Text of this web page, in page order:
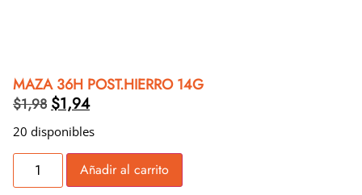
MAZA 36H POST.HIERRO 14G
$1,98 $1,94
20 disponibles
Añadir al carrito